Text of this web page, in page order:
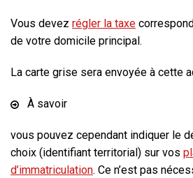
Vous devez régler la taxe
de votre domicile principal.
La carte grise sera envoyée à cette
À savoir
vous pouvez cependant indiquer le
choix (identifiant territorial) sur vos
d’immatriculation. Ce n’est pas